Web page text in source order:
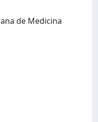
de Medicina